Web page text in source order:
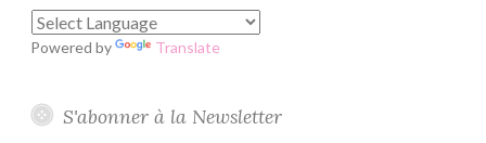
Powered by Translate
S'abonner à la Newsletter